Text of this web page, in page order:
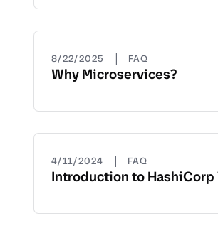
8/22/2025 | FAQ
Why Microservices?
4/11/2024 | FAQ
Introduction to HashiCorp